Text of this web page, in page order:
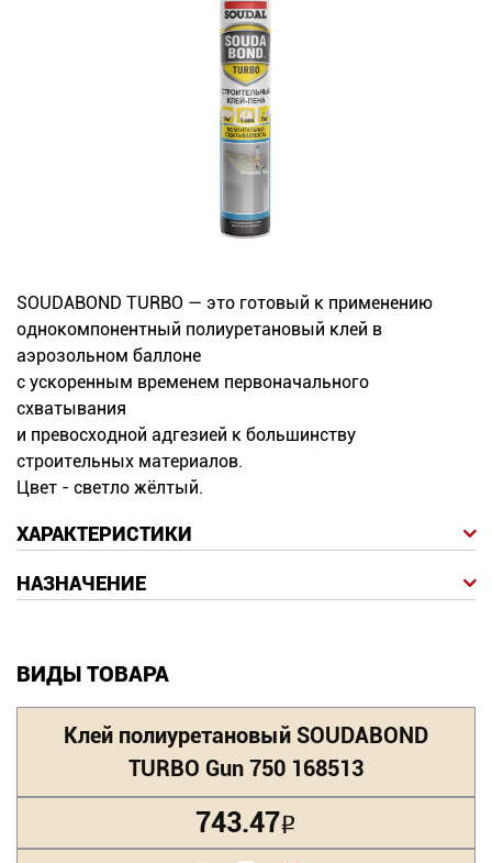
+7
(831)
282-
01-
01
SOUDABOND TURBO — это готовый к применению
однокомпонентный полиуретановый клей в
аэрозольном баллоне
с ускоренным временем первоначального
схватывания
и превосходной адгезией к большинству
строительных материалов.
Цвет - светло жёлтый.
ХАРАКТЕРИСТИКИ
НАЗНАЧЕНИЕ
ВИДЫ ТОВАРА
Клей полиуретановый SOUDABOND
TURBO Gun 750 168513
743.47Р